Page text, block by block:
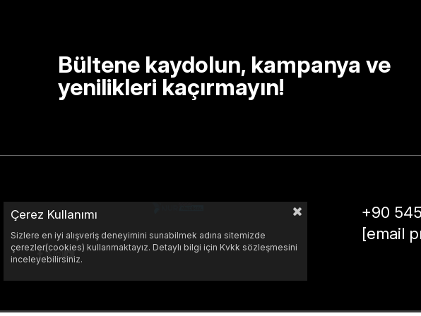
Bültene kaydolun, kampanya ve
yenilikleri kaçırmayın!
+90
[email
Çerez Kullanımı
Sizlere en iyi alışveriş deneyimini sunabilmek adına sitemizde
çerezler(cookies) kullanmaktayız. Detaylı bilgi için Kvkk sözleşmesini
inceleyebilirsiniz.